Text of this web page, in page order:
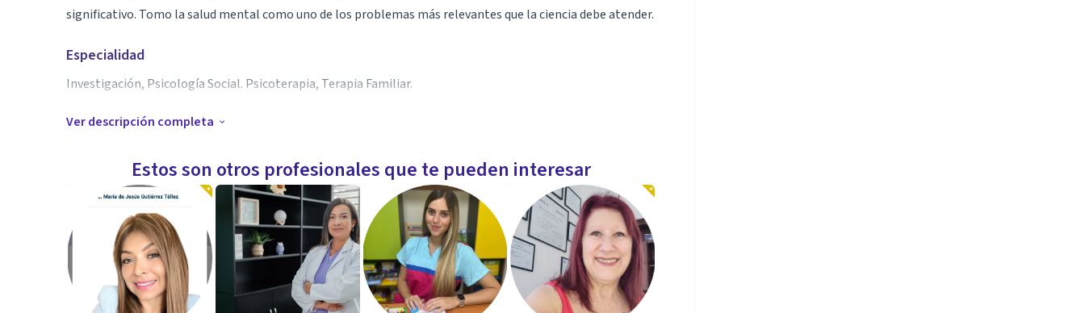
significativo. Tomo la salud mental como uno de los problemas más relevantes que la ciencia debe atender.
Especialidad
Investigación, Psicología Social. Psicoterapia, Terapia Familiar.
Aptitudes
los grupos y la cultura en la salud mental. De la misma forma, busco que a partir del conocimiento de estos
determinantes sociales de la salud mental, las personas con las que trabajo tengan la posibilidad de elegir
sobre sus propias vida de una forma que les lleve al bienestar.
Ver descripción completa
Estos son otros profesionales que te pueden interesar